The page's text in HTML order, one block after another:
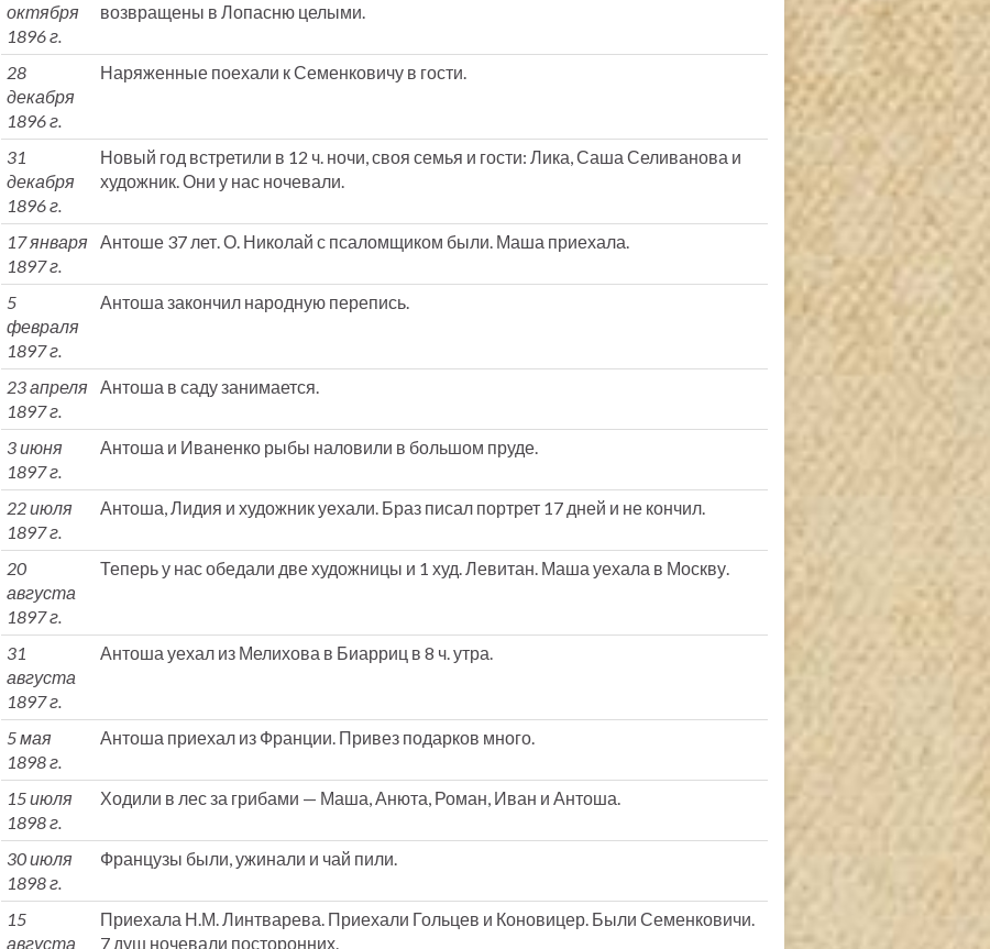
октября
1896 г.
возвращены в Лопасню целыми.
28
декабря
1896 г.
Наряженные поехали к Семенковичу в гости.
31
декабря
1896 г.
Новый год встретили в 12 ч. ночи, своя семья и гости: Лика, Саша Селиванова и
художник. Они у нас ночевали.
17 января
1897 г.
Антоше 37 лет. О. Николай с псаломщиком были. Маша приехала.
5
февраля
1897 г.
Антоша закончил народную перепись.
23 апреля
1897 г.
Антоша в саду занимается.
3 июня
1897 г.
Антоша и Иваненко рыбы наловили в большом пруде.
22 июля
1897 г.
Антоша, Лидия и художник уехали. Браз писал портрет 17 дней и не кончил.
20
августа
1897 г.
Теперь у нас обедали две художницы и 1 худ. Левитан. Маша уехала в Москву.
31
августа
1897 г.
Антоша уехал из Мелихова в Биарриц в 8 ч. утра.
5 мая
1898 г.
Антоша приехал из Франции. Привез подарков много.
15 июля
1898 г.
Ходили в лес за грибами — Маша, Анюта, Роман, Иван и Антоша.
30 июля
1898 г.
Французы были, ужинали и чай пили.
15
августа
Приехала Н.М. Линтварева. Приехали Гольцев и Коновицер. Были Семенковичи.
7 душ ночевали посторонних.